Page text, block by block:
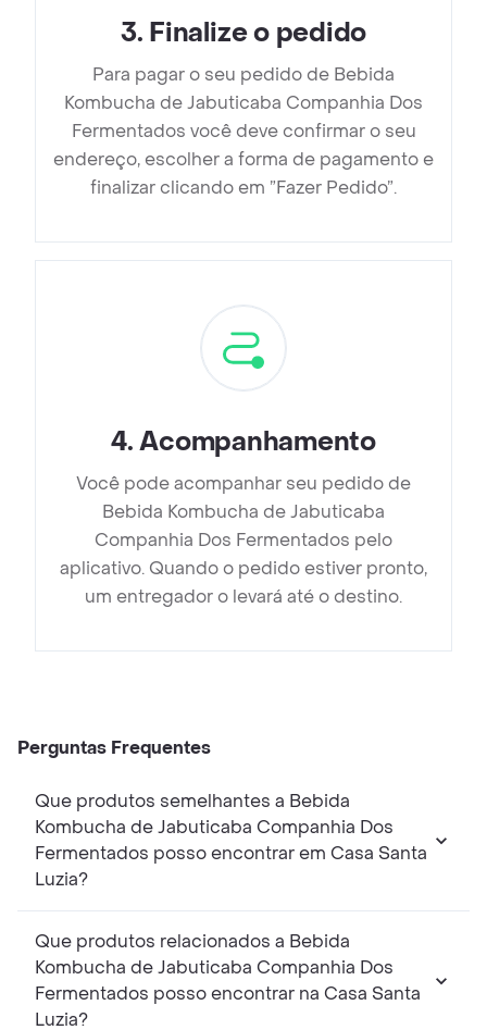
3. Finalize o pedido
Para pagar o seu pedido de Bebida
Kombucha de Jabuticaba Companhia Dos
Fermentados você deve confirmar o seu
endereço, escolher a forma de pagamento e
finalizar clicando em ”Fazer Pedido”.
4.Acompanhamento
Você pode acompanhar seu pedido de
Bebida Kombucha de Jabuticaba
Companhia Dos Fermentados pelo
aplicativo. Quando o pedido estiver pronto,
um entregador o levará até o destino.
Perguntas Frequentes
Que produtos semelhantes a Bebida
Kombucha de Jabuticaba Companhia Dos
Fermentados posso encontrar em Casa Santa
Luzia?
Que produtos relacionados a Bebida
Kombucha de Jabuticaba Companhia Dos
Fermentados posso encontrar na Casa Santa
Luzia?